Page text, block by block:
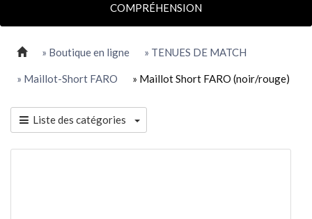
COMPRÉHENSION
» Boutique en ligne » TENUES DE MATCH
» Maillot-Short FARO » Maillot Short FARO (noir/rouge)
Liste des catégories